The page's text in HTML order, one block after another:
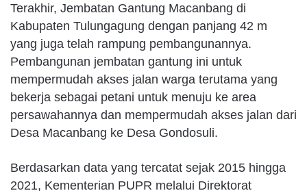
Terakhir, Jembatan Gantung Macanbang di
Kabupaten Tulungagung dengan panjang 42 m
yang juga telah rampung pembangunannya.
Pembangunan jembatan gantung ini untuk
mempermudah akses jalan warga terutama yang
bekerja sebagai petani untuk menuju ke area
persawahannya dan mempermudah akses jalan dari
Desa Macanbang ke Desa Gondosuli.
Berdasarkan data yang tercatat sejak 2015 hingga
2021, Kementerian PUPR melalui Direktorat